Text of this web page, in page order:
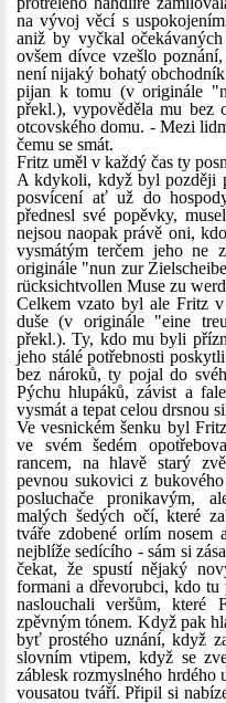
na vývoj věcí s
aniž by vyčkal
ovšem dívce vzešlo
není nijaký bohatý
pijan k tomu (v originále
překl.), vypověděla mu bez
otcovského domu. - Mezi
čemu se smát.
Fritz uměl v každý čas ty
A kdykoli, když byl později
posvícení ať už do
přednesl své popěvky,
nejsou naopak právě oni,
vysmátým terčem jeho ne
originále "nun zur
rücksichtvollen Muse zu
Celkem vzato byl ale Fritz v
duše (v originále "eine
překl.). Ty, kdo mu byli
jeho stálé potřebnosti
bez nároků, ty pojal do
Pýchu hlupáků, závist a
vysmát a tepat celou drsnou
Ve vesnickém šenku byl
ve svém šedém
rancem, na hlavě starý
pevnou sukovici z
posluchače pronikavým,
malých šedých očí, které
tváře zdobené orlím nosem
nejblíže sedícího - sám si
čekat, že spustí nějaký
formani a dřevorubci, kdo
naslouchali veršům, které
zpěvným tónem. Když pak
byť prostého uznání, když
slovním vtipem, když se
záblesk rozmyslného hrdého
vousatou tváří. Připil si